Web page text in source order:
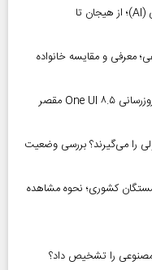
رشد خیره‌کننده بازار توکن‌های هوش مصنوعی (AI)؛ از هیجان تا
معرفی و مقایسه خانواده
بحران باتری در گوشی‌های سامسونگ؛ آیا به‌روزرسانی One UI ۸.۵ مقصر
را می‌گیرند؟ بررسی وضعیت
تومانی بازنشستگان کشوری؛ نحوه مشاهده
را تشخیص داد؟